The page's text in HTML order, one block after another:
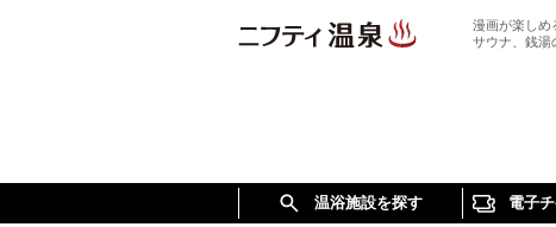
漫画が楽しめ
サウナ、銭湯
温浴施設を探す 電子